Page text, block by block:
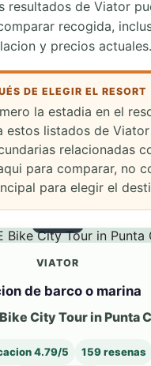
resultados de Viator
recogida,
y precios actuales.
DE ELEGIR EL RESORT
la estadia en el
estos listados de
relacionadas
para comparar, no
para elegir el
VIATOR
de barco o marina
City Tour in Punta
4.79/5 159 resenas